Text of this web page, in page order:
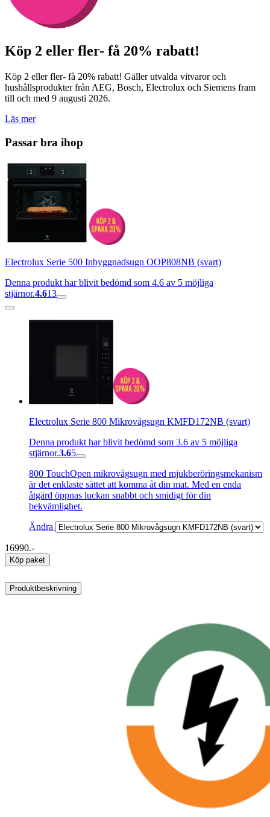
Köp 2 eller fler- få 20% rabatt!
Köp 2 eller fler- få 20% rabatt! Gäller utvalda vitvaror och
hushållsprodukter från AEG, Bosch, Electrolux och Siemens fram
till och med 9 augusti 2026.
Läs mer
Passar bra ihop
Electrolux Serie 500 Inbyggnadsugn OOP808NB (svart)
Denna produkt har blivit bedömd som 4.6 av 5 möjliga
stjärnor.4.613
Electrolux Serie 800 Mikrovågsugn KMFD172NB (svart)
Denna produkt har blivit bedömd som 3.6 av 5 möjliga
stjärnor.3.65
800 TouchOpen mikrovågsugn med mjukberöringsmekanism
är det enklaste sättet att komma åt din mat. Med en enda
åtgärd öppnas luckan snabbt och smidigt för din
bekvämlighet.
Ändra
16990.-
Köp paket
Produktbeskrivning